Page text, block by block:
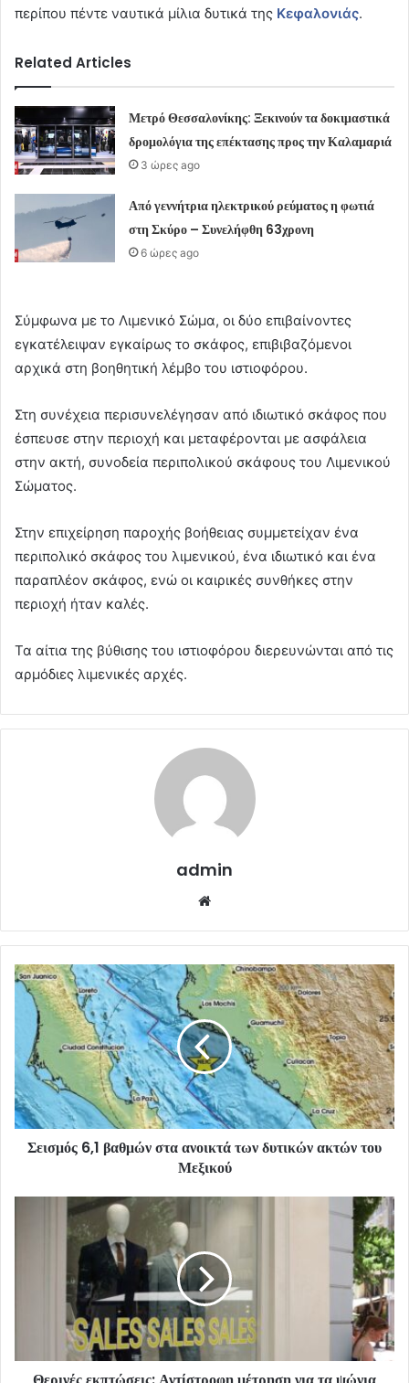
περίπου πέντε ναυτικά μίλια δυτικά της Κεφαλονιάς.
Related Articles
Μετρό Θεσσαλονίκης: Ξεκινούν τα δοκιμαστικά
δρομολόγια της επέκτασης προς την Καλαμαριά
3 ώρες ago
Από γεννήτρια ηλεκτρικού ρεύματος η φωτιά
στη Σκύρο – Συνελήφθη 63χρονη
6 ώρες ago
Σύμφωνα με το Λιμενικό Σώμα, οι δύο επιβαίνοντες
εγκατέλειψαν εγκαίρως το σκάφος, επιβιβαζόμενοι
αρχικά στη βοηθητική λέμβο του ιστιοφόρου.
Στη συνέχεια περισυνελέγησαν από ιδιωτικό σκάφος που
έσπευσε στην περιοχή και μεταφέρονται με ασφάλεια
στην ακτή, συνοδεία περιπολικού σκάφους του Λιμενικού
Σώματος.
Στην επιχείρηση παροχής βοήθειας συμμετείχαν ένα
περιπολικό σκάφος του λιμενικού, ένα ιδιωτικό και ένα
παραπλέον σκάφος, ενώ οι καιρικές συνθήκες στην
περιοχή ήταν καλές.
Τα αίτια της βύθισης του ιστιοφόρου διερευνώνται από τις
αρμόδιες λιμενικές αρχές.
admin
Σεισμός 6,1 βαθμών στα ανοικτά των δυτικών ακτών του
Μεξικού